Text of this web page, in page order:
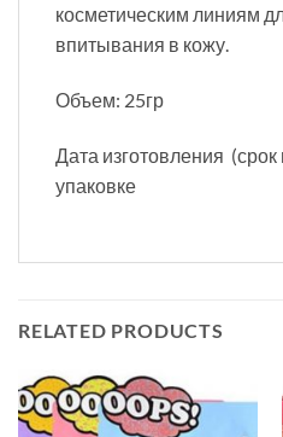
косметическим линиям
впитывания в кожу.
Объем: 25гр
Дата изготовления (срок
упаковке
RELATED PRODUCTS